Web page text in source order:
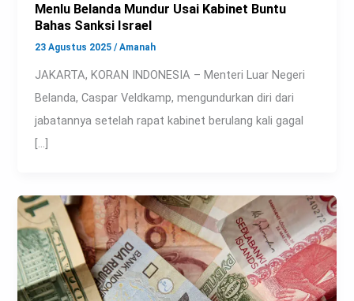
Menlu Belanda Mundur Usai Kabinet Buntu
Bahas Sanksi Israel
23 Agustus 2025/Amanah
JAKARTA, KORAN INDONESIA – Menteri Luar Negeri
Belanda, Caspar Veldkamp, mengundurkan diri dari
jabatannya setelah rapat kabinet berulang kali gagal
[…]